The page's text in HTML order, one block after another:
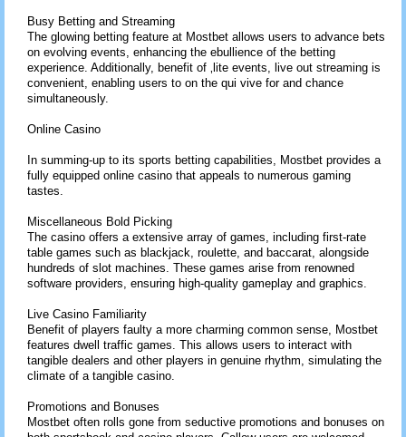
Busy Betting and Streaming
The glowing betting feature at Mostbet allows users to advance bets
on evolving events, enhancing the ebullience of the betting
experience. Additionally, benefit of ‚lite events, live out streaming is
convenient, enabling users to on the qui vive for and chance
simultaneously.
Online Casino
In summing-up to its sports betting capabilities, Mostbet provides a
fully equipped online casino that appeals to numerous gaming
tastes.
Miscellaneous Bold Picking
The casino offers a extensive array of games, including first-rate
table games such as blackjack, roulette, and baccarat, alongside
hundreds of slot machines. These games arise from renowned
software providers, ensuring high-quality gameplay and graphics.
Live Casino Familiarity
Benefit of players faulty a more charming common sense, Mostbet
features dwell traffic games. This allows users to interact with
tangible dealers and other players in genuine rhythm, simulating the
climate of a tangible casino.
Promotions and Bonuses
Mostbet often rolls gone from seductive promotions and bonuses on